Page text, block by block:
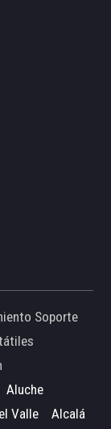
Soporte
Aluche
Valle
Alcalá